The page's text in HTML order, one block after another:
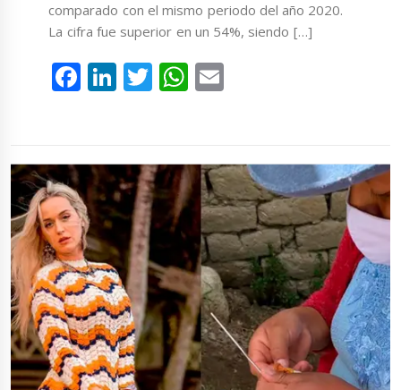
comparado con el mismo periodo del año 2020.
La cifra fue superior en un 54%, siendo […]
Facebook
LinkedIn
TwitterWhatsApp